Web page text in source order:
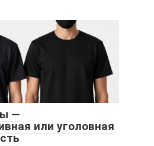
—
или уголовная